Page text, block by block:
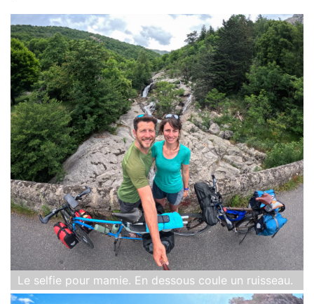
Le selfie pour mamie. En dessous coule un ruisseau.